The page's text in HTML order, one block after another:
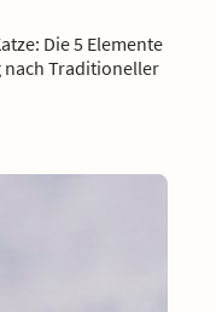
Die 5 Elemente
Traditioneller